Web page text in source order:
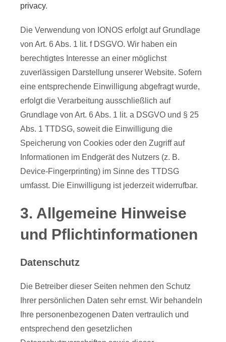
privacy.
Die Verwendung von IONOS erfolgt auf Grundlage
von Art. 6 Abs. 1 lit. f DSGVO. Wir haben ein
berechtigtes Interesse an einer möglichst
zuverlässigen Darstellung unserer Website. Sofern
eine entsprechende Einwilligung abgefragt wurde,
erfolgt die Verarbeitung ausschließlich auf
Grundlage von Art. 6 Abs. 1 lit. a DSGVO und § 25
Abs. 1 TTDSG, soweit die Einwilligung die
Speicherung von Cookies oder den Zugriff auf
Informationen im Endgerät des Nutzers (z. B.
Device-Fingerprinting) im Sinne des TTDSG
umfasst. Die Einwilligung ist jederzeit widerrufbar.
3. Allgemeine Hinweise
und Pflicht­informationen
Datenschutz
Die Betreiber dieser Seiten nehmen den Schutz
Ihrer persönlichen Daten sehr ernst. Wir behandeln
Ihre personenbezogenen Daten vertraulich und
entsprechend den gesetzlichen